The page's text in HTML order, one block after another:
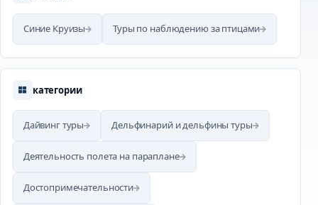
Синие Круизы Туры по наблюдению за птицами
категории
Дайвинг туры Дельфинарий и дельфины туры
Деятельность полета на параплане
Достопримечательности